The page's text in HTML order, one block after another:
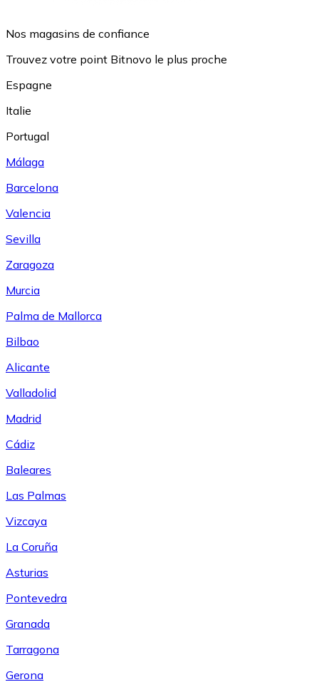
Nos magasins de confiance
Trouvez votre point Bitnovo le plus proche
Espagne
Italie
Portugal
Málaga
Barcelona
Valencia
Sevilla
Zaragoza
Murcia
Palma de Mallorca
Bilbao
Alicante
Valladolid
Madrid
Cádiz
Baleares
Las Palmas
Vizcaya
La Coruña
Asturias
Pontevedra
Granada
Tarragona
Gerona